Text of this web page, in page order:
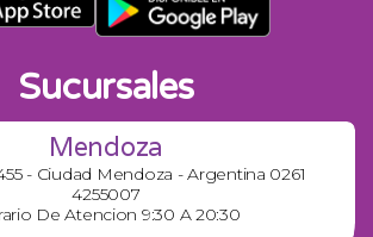
Sucursales
Mendoza
- Ciudad Mendoza - Argentina 0261
4255007
De Atencion 9:30 A 20:30